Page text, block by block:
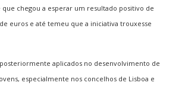
que chegou a esperar um resultado positivo de
euros e até temeu que a iniciativa trouxesse
aplicados no desenvolvimento de
especialmente nos concelhos de Lisboa e